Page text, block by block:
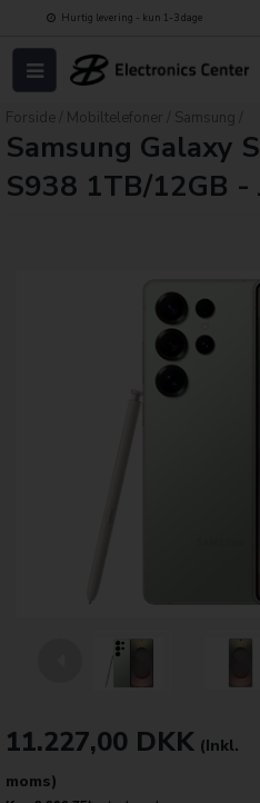
Hurtig levering - kun 1-3 dage
Forside Mobiltelefoner Samsung
Samsung Galaxy
S938 1TB/12GB -
11.227,00 DKK (Inkl.
moms)